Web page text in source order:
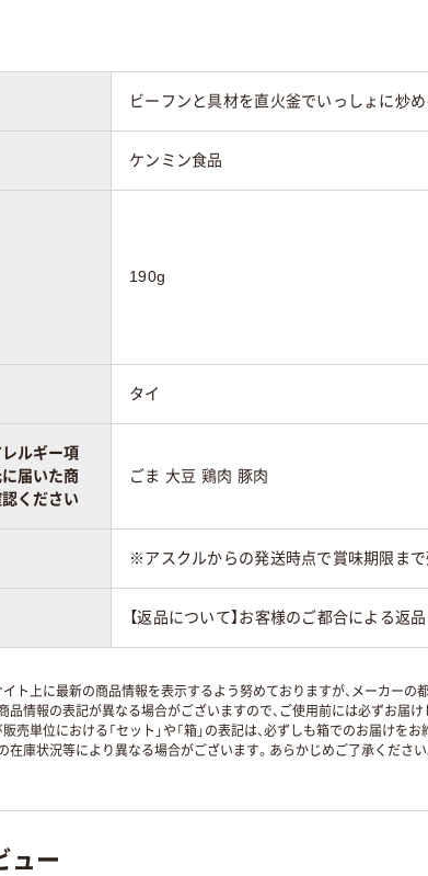
ビーフンと具材を直火釜でいっしょに炒
ケンミン食品
190g
タイ
ルギー項
届いた商
ください
ごま 大豆 鶏肉 豚肉
※アスクルからの発送時点で賞味期限ま
【返品について】お客様のご都合による返
ト上に最新の商品情報を表示するよう努めておりますが、メーカーの
品情報の表記が異なる場合がございますので、ご使用前には必ずお届
販売単位における「セット」や「箱」の表記は、必ずしも箱でのお届けを
在庫状況等により異なる場合がございます。あらかじめご了承ください
ュー